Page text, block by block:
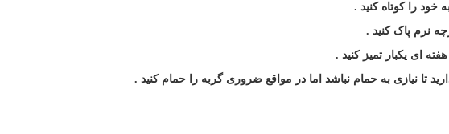
خود را کوتاه کنید .
نرم پاک کنید .
ای یکبار تمیز کنید .
تا نیازی به حمام نباشد اما در مواقع ضروری گربه را حمام کنید .